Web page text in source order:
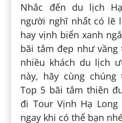
Nhắc đến du lịch
người nghĩ nhất có lẽ
hay vịnh biển xanh
bãi tắm đẹp như
nhiều khách du lịch
này, hãy cùng
Top 5 bãi tắm thiên
đi Tour Vịnh Hạ
ngay khi có thể bạn